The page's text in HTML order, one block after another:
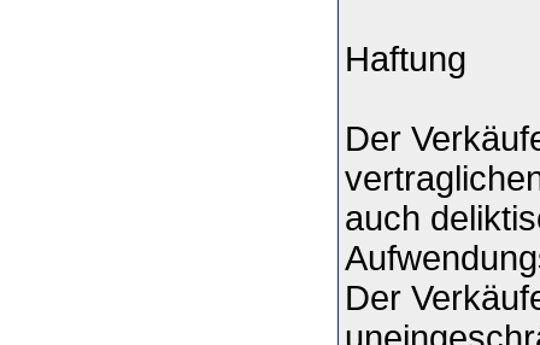
Haftung
Der
auch
Der